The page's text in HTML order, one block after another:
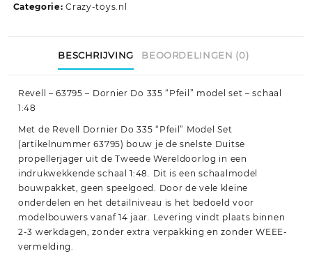
Categorie:Crazy-toys.nl
BESCHRIJVING BEOORDELINGEN (0)
Revell – 63795 – Dornier Do 335 “Pfeil” model set – schaal
1:48
Met de Revell Dornier Do 335 “Pfeil” Model Set
(artikelnummer 63795) bouw je de snelste Duitse
propellerjager uit de Tweede Wereldoorlog in een
indrukwekkende schaal 1:48. Dit is een schaalmodel
bouwpakket, geen speelgoed. Door de vele kleine
onderdelen en het detailniveau is het bedoeld voor
modelbouwers vanaf 14 jaar. Levering vindt plaats binnen
2-3 werkdagen, zonder extra verpakking en zonder WEEE-
vermelding.